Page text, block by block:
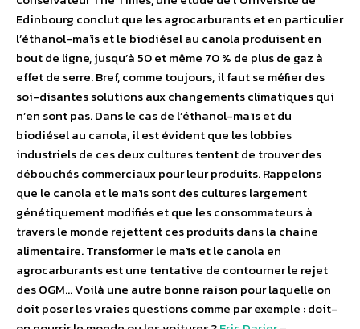
Edinbourg conclut que les agrocarburants et en particulier
l’éthanol-maïs et le biodiésel au canola produisent en
bout de ligne, jusqu’à 50 et même 70 % de plus de gaz à
effet de serre. Bref, comme toujours, il faut se méfier des
soi-disantes solutions aux changements climatiques qui
n’en sont pas. Dans le cas de l’éthanol-maïs et du
biodiésel au canola, il est évident que les lobbies
industriels de ces deux cultures tentent de trouver des
débouchés commerciaux pour leur produits. Rappelons
que le canola et le maïs sont des cultures largement
génétiquement modifiés et que les consommateurs à
travers le monde rejettent ces produits dans la chaine
alimentaire. Transformer le maïs et le canola en
agrocarburants est une tentative de contourner le rejet
des OGM… Voilà une autre bonne raison pour laquelle on
doit poser les vraies questions comme par exemple : doit-